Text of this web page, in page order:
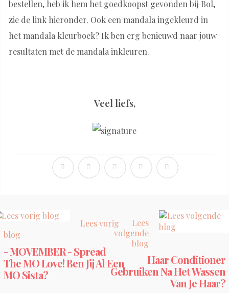
bestellen, heb ik hem het goedkoopst gevonden bij Bol,
zie de link hieronder. Ook een mandala ingekleurd in
het mandala kleurboek? Ik ben erg benieuwd naar jouw
resultaten met de mandala inkleuren.
Veel liefs,
Lees vorig
blog
- MOVEMBER - Spread
The MO Love! Ben Jij Al Een
MO Sista?
Lees
volgende
blog
Haar Conditioner
Gebruiken Na Het Wassen
Van Je Haar?